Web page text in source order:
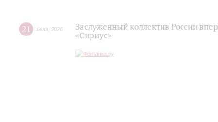
21 июля 2026
Заслуженный коллектив России
«Сириус»